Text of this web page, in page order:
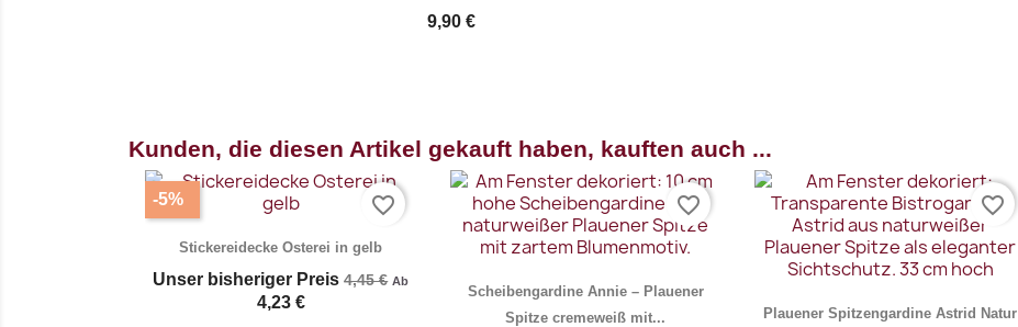
Vorschau
9,90 €
Kunden, die diesen Artikel gekauft haben, kauften auch ...
Stickereidecke Osterei in gelb
Unser bisheriger Preis4,45 € Ab
4,23 €
-5% favorite_border
Scheibengardine Annie – Plauener
Spitze cremeweiß mit...
favorite_border
Plauener Spitzengardine Astrid Natur
favorite_border